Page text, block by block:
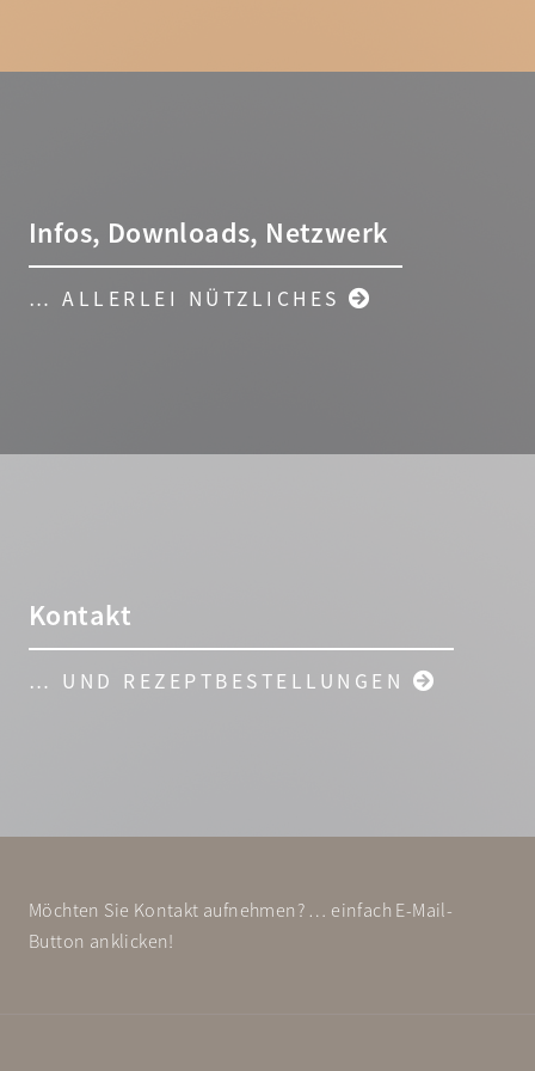
Infos, Downloads, Netzwerk
… ALLERLEI NÜTZLICHES
Kontakt
… UND REZEPTBESTELLUNGEN
Möchten Sie Kontakt aufnehmen? … einfach E-Mail-
Button anklicken!